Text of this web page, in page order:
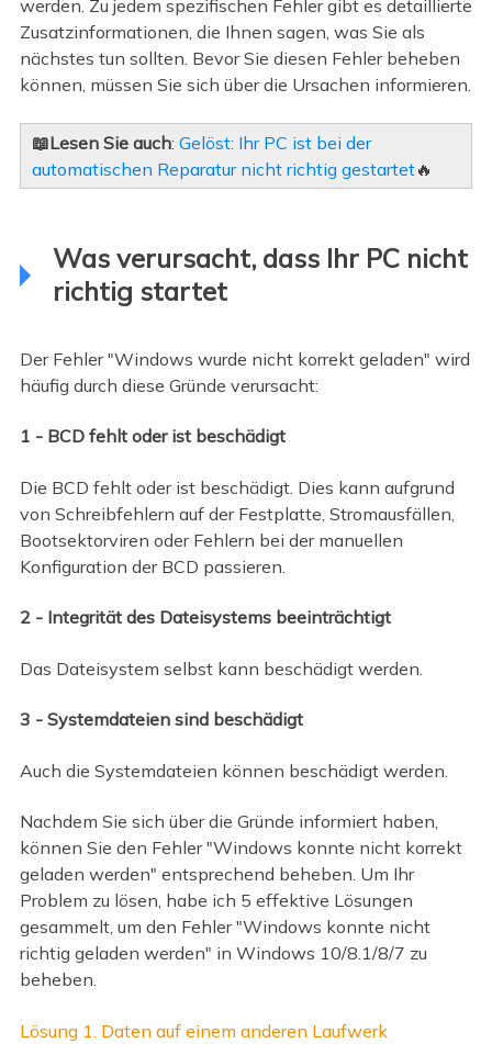
werden. Zu jedem spezifischen Fehler gibt es detaillierte
Zusatzinformationen, die Ihnen sagen, was Sie als
nächstes tun sollten. Bevor Sie diesen Fehler beheben
können, müssen Sie sich über die Ursachen informieren.
📖Lesen Sie auch: Gelöst: Ihr PC ist bei der
automatischen Reparatur nicht richtig gestartet🔥
Was verursacht, dass Ihr PC nicht
richtig startet
Der Fehler "Windows wurde nicht korrekt geladen" wird
häufig durch diese Gründe verursacht:
1 - BCD fehlt oder ist beschädigt
Die BCD fehlt oder ist beschädigt. Dies kann aufgrund
von Schreibfehlern auf der Festplatte, Stromausfällen,
Bootsektorviren oder Fehlern bei der manuellen
Konfiguration der BCD passieren.
2 - Integrität des Dateisystems beeinträchtigt
Das Dateisystem selbst kann beschädigt werden.
3 - Systemdateien sind beschädigt
Auch die Systemdateien können beschädigt werden.
Nachdem Sie sich über die Gründe informiert haben,
können Sie den Fehler "Windows konnte nicht korrekt
geladen werden" entsprechend beheben. Um Ihr
Problem zu lösen, habe ich 5 effektive Lösungen
gesammelt, um den Fehler "Windows konnte nicht
richtig geladen werden" in Windows 10/8.1/8/7 zu
beheben.
Lösung 1. Daten auf einem anderen Laufwerk